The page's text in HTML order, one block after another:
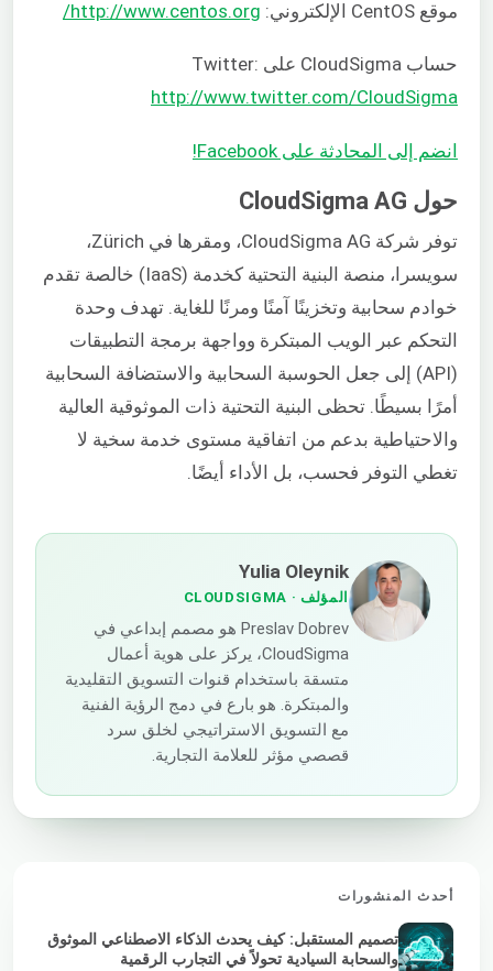
موقع CentOS الإلكتروني: http://www.centos.org/
حساب CloudSigma على Twitter:
http://www.twitter.com/CloudSigma
انضم إلى المحادثة على Facebook!
حول CloudSigma AG
توفر شركة CloudSigma AG، ومقرها في Zürich،
سويسرا، منصة البنية التحتية كخدمة (IaaS) خالصة تقدم
خوادم سحابية وتخزينًا آمنًا ومرنًا للغاية. تهدف وحدة
التحكم عبر الويب المبتكرة وواجهة برمجة التطبيقات
(API) إلى جعل الحوسبة السحابية والاستضافة السحابية
أمرًا بسيطًا. تحظى البنية التحتية ذات الموثوقية العالية
والاحتياطية بدعم من اتفاقية مستوى خدمة سخية لا
تغطي التوفر فحسب، بل الأداء أيضًا.
Yulia Oleynik
المؤلف· CLOUDSIGMA
Preslav Dobrev هو مصمم إبداعي في
CloudSigma، يركز على هوية أعمال
متسقة باستخدام قنوات التسويق التقليدية
والمبتكرة. هو بارع في دمج الرؤية الفنية
مع التسويق الاستراتيجي لخلق سرد
قصصي مؤثر للعلامة التجارية.
أحدث المنشورات
تصميم المستقبل: كيف يحدث الذكاء الاصطناعي الموثوق
والسحابة السيادية تحولاً في التجارب الرقمية